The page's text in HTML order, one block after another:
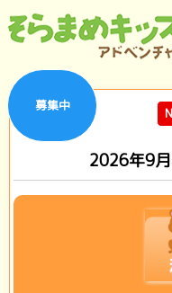
募集中
2026年9